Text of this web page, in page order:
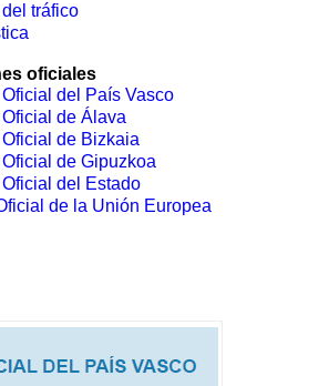
tráfico
oficiales
del País Vasco
de Álava
de Bizkaia
de Gipuzkoa
del Estado
de la Unión Europea